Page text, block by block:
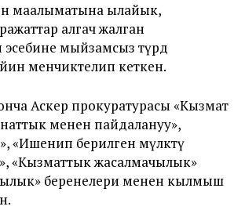
маалыматына ылайык,
алгач жалган
мыйзамсыз түрдө
менчиктелип кеткен.
Аскер прокуратурасы «Кызмат
менен пайдалануу»,
«Ишенип берилген мүлктү
«Кызматтык жасалмачылык»
беренелери менен кылмыш